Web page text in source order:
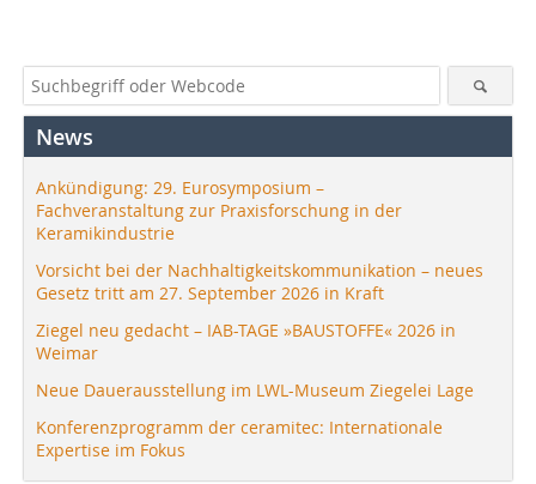
News
Ankündigung: 29. Eurosymposium –
Fachveranstaltung zur Praxisforschung in der
Keramikindustrie
Vorsicht bei der Nachhaltigkeitskommunikation – neues
Gesetz tritt am 27. September 2026 in Kraft
Ziegel neu gedacht – IAB-TAGE »BAUSTOFFE« 2026 in
Weimar
Neue Dauerausstellung im LWL-Museum Ziegelei Lage
Konferenzprogramm der ceramitec: Internationale
Expertise im Fokus